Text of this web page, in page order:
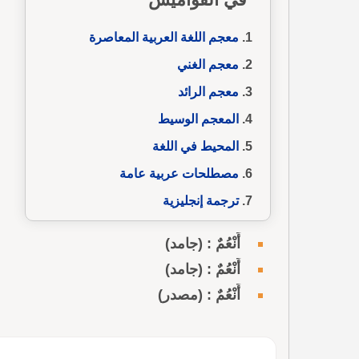
معجم اللغة العربية المعاصرة
معجم الغني
معجم الرائد
المعجم الوسيط
المحيط في اللغة
مصطلحات عربية عامة
ترجمة إنجليزية
أَنْعُمٌ : (جامد)
أَنْعُمٌ : (جامد)
أَنْعُمٌ : (مصدر)